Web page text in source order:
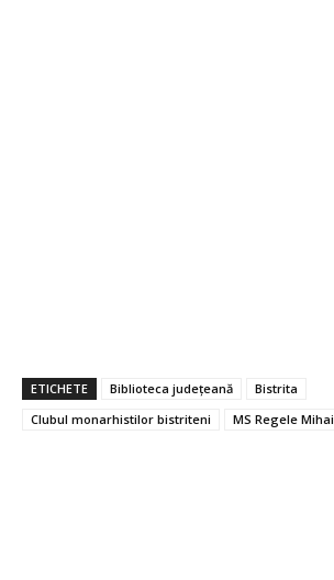
ETICHETE Biblioteca județeană
Bistrita
Clubul monarhistilor bistriteni
MS Regele Mihai